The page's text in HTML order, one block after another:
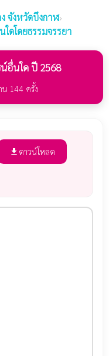
จังหวัดบึงกาฬ›
ดโดยธรรมจรรยา
อื่นใด ปี 2568
น 144 ครั้ง
file_download ดาวน์โหลด